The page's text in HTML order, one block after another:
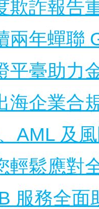
欺詐報告
兩年蟬聯
平臺助力
海企業
AML 及
輕鬆應對
服務全面